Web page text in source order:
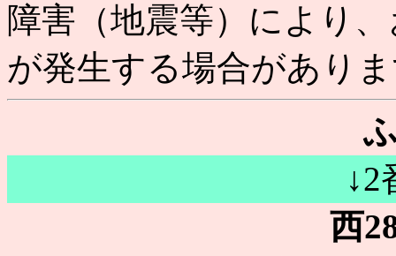
障害（地震等）により
が発生する場合があり
↓2
西